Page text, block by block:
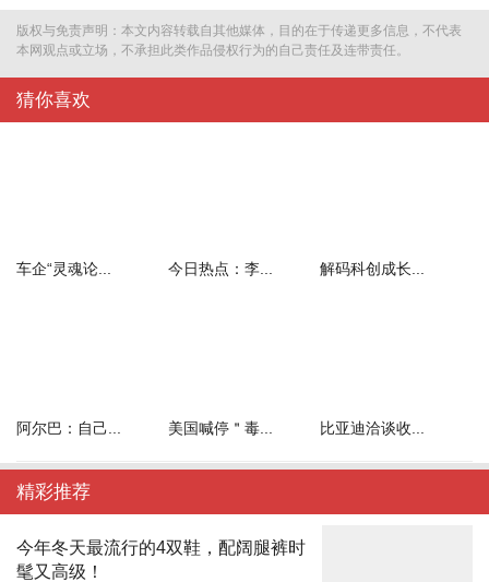
版权与免责声明：本文内容转载自其他媒体，目的在于传递更多信息，不代表
本网观点或立场，不承担此类作品侵权行为的自己责任及连带责任。
猜你喜欢
车企“灵魂论... 今日热点：李... 解码科创成长...
阿尔巴：自己... 美国喊停＂毒... 比亚迪洽谈收...
精彩推荐
今年冬天最流行的4双鞋，配阔腿裤时
髦又高级！